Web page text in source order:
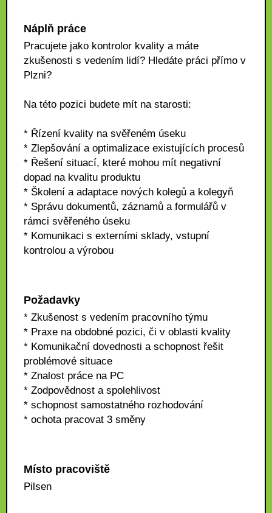
Náplň práce
Pracujete jako kontrolor kvality a máte
zkušenosti s vedením lidí? Hledáte práci přímo v
Plzni?
Na této pozici budete mít na starosti:
* Řízení kvality na svěřeném úseku
* Zlepšování a optimalizace existujících procesů
* Řešení situací, které mohou mít negativní
dopad na kvalitu produktu
* Školení a adaptace nových kolegů a kolegyň
* Správu dokumentů, záznamů a formulářů v
rámci svěřeného úseku
* Komunikaci s externími sklady, vstupní
kontrolou a výrobou
Požadavky
* Zkušenost s vedením pracovního týmu
* Praxe na obdobné pozici, či v oblasti kvality
* Komunikační dovednosti a schopnost řešit
problémové situace
* Znalost práce na PC
* Zodpovědnost a spolehlivost
* schopnost samostatného rozhodování
* ochota pracovat 3 směny
Místo pracoviště
Pilsen